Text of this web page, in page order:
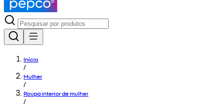
Início
/
Mulher
/
Roupa interior de mulher
/